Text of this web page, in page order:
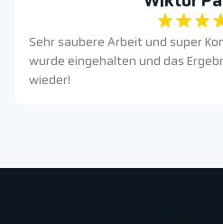
Sehr saubere Arbeit und super
wurde eingehalten und das
wieder!